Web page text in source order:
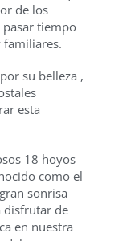
de los
pasar tiempo
familiares.
su belleza ,
esta
18 hoyos
como el
sonrisa
disfrutar de
en nuestra